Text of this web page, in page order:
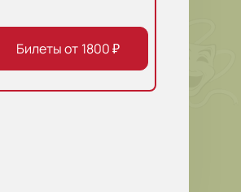
Билеты от 1800₽